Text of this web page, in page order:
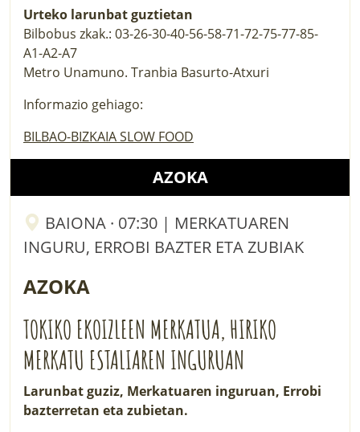
Urteko larunbat guztietan
Bilbobus zkak.: 03-26-30-40-56-58-71-72-75-77-85-
A1-A2-A7
Metro Unamuno. Tranbia Basurto-Atxuri
Informazio gehiago:
BILBAO-BIZKAIA SLOW FOOD
AZOKA
BAIONA · 07:30 | MERKATUAREN
INGURU, ERROBI BAZTER ETA ZUBIAK
AZOKA
TOKIKO EKOIZLEEN MERKATUA, HIRIKO
MERKATU ESTALIAREN INGURUAN
Larunbat guziz, Merkatuaren inguruan, Errobi
bazterretan eta zubietan.